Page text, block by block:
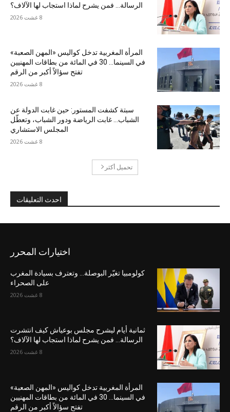
الرسالة… فمن يشرح لماذا استجاب لها الآلاف؟
8 غشت 2026
المرأة المغربية تدخل كواليس «المهن الصعبة»
في السينما… 30 في المائة من بطاقات المهنيين
تفتح سؤالاً أكبر من الرقم
8 غشت 2026
سبتة كشفت المستور: حين غابت الدولة عن
الشباب… غابت الرياضة ودور الشباب، وتعطّل
المجلس الاستشاري
8 غشت 2026
تحميل أكثر
احدث التعليقات
اختيارات المحرر
كولومبيا تغيّر البوصلة… وتعترف بسيادة المغرب
على الصحراء
8 غشت 2026
ثمانية أيام ليشرح مجلس بوعياش كيف انتشرت
الرسالة… فمن يشرح لماذا استجاب لها الآلاف؟
8 غشت 2026
المرأة المغربية تدخل كواليس «المهن الصعبة»
في السينما… 30 في المائة من بطاقات المهنيين
تفتح سؤالاً أكبر من الرقم